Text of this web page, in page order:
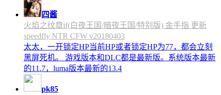
四酱
火焰之纹章if(白夜王国/暗夜王国/特别版) 金手指 更新
speedfly NTR CFW v20180403
太太，一开锁定HP当前HP或者锁定HP为77，都会立刻
黑屏死机。 游戏版本和DLC都是最新版。系统版本最新
的11.7，luma版本最新的13.4
pk85